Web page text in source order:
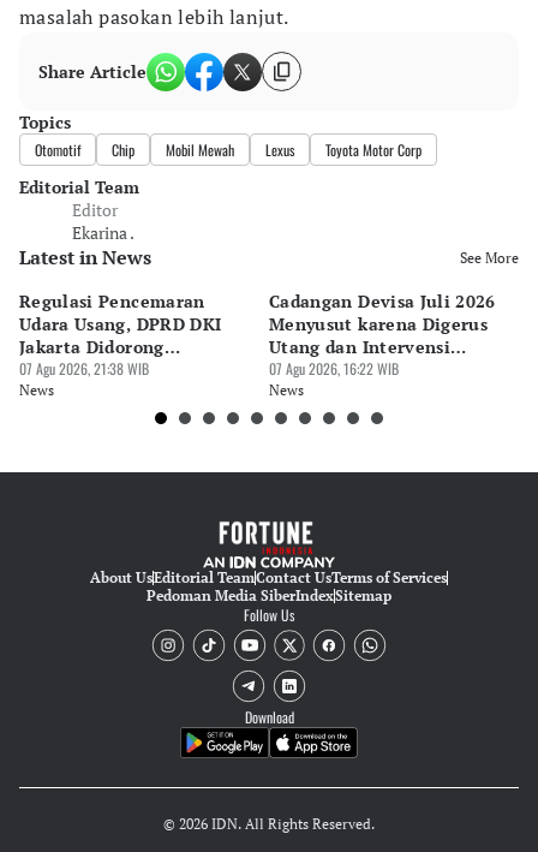
masalah pasokan lebih lanjut.
Share Article
Topics
Otomotif Chip Mobil Mewah Lexus Toyota Motor Corp
Editorial Team
Editor
Ekarina .
Latest in News See More
Regulasi Pencemaran
Udara Usang, DPRD DKI
Jakarta Didorong
Prioritaskan Revisi Perda
07 Agu 2026, 21:38 WIB
News
Cadangan Devisa Juli 2026
Menyusut karena Digerus
Utang dan Intervensi
Rupiah
07 Agu 2026, 16:22 WIB
News
About UsEditorial TeamContact UsTerms of Services
Pedoman Media SiberIndexSitemap
Follow Us
Download
© 2026 IDN. All Rights Reserved.